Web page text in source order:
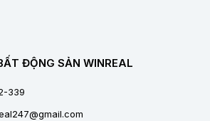
ĐỘNG SẢN WINREAL
339